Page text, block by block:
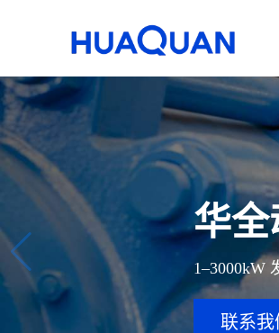
华全
1–3000kW
联系我